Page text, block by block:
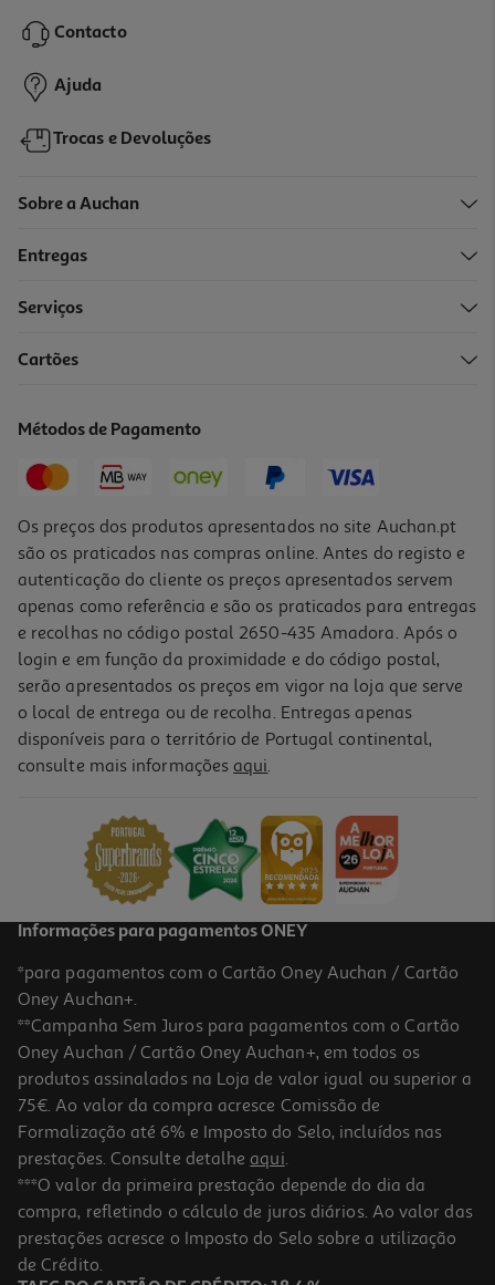
49,99 €
Escova Modeladora Rowenta K.lagerfeld Cf634lf0
59,99 €
Modelador Cabelo Remington As8901 Hydraluxe 1200w
39.99 €/un
39,99 €
Contacto
Ajuda
Trocas e Devoluções
Sobre a Auchan
Entregas
Serviços
Cartões
Métodos de Pagamento
Os preços dos produtos apresentados no site Auchan.pt
são os praticados nas compras online. Antes do registo e
autenticação do cliente os preços apresentados servem
apenas como referência e são os praticados para entregas
e recolhas no código postal 2650-435 Amadora. Após o
login e em função da proximidade e do código postal,
serão apresentados os preços em vigor na loja que serve
o local de entrega ou de recolha. Entregas apenas
disponíveis para o território de Portugal continental,
consulte mais informações aqui.
Informações para pagamentos ONEY
*para pagamentos com o Cartão Oney Auchan / Cartão
Oney Auchan+.
**Campanha Sem Juros para pagamentos com o Cartão
Oney Auchan / Cartão Oney Auchan+, em todos os
produtos assinalados na Loja de valor igual ou superior a
75€. Ao valor da compra acresce Comissão de
Formalização até 6% e Imposto do Selo, incluídos nas
prestações. Consulte detalhe aqui.
***O valor da primeira prestação depende do dia da
compra, refletindo o cálculo de juros diários. Ao valor das
prestações acresce o Imposto do Selo sobre a utilização
de Crédito.